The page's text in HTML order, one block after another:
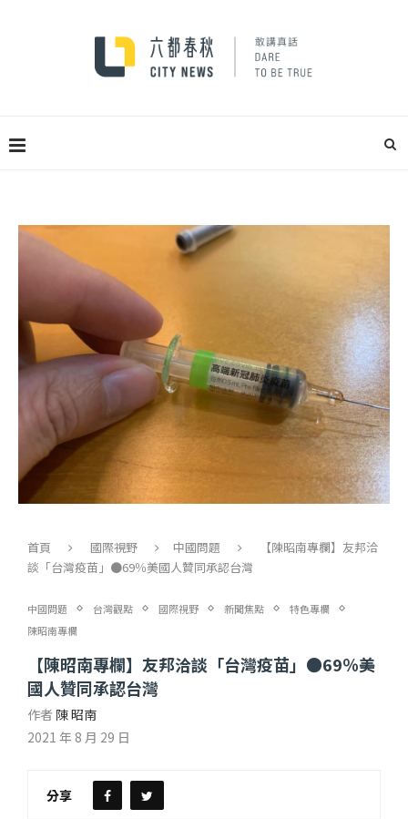
首頁 國際視野 中國問題
【陳昭南專欄】友邦洽
談「台灣疫苗」●69％美國人贊同承認台灣
中國問題 台灣觀點 國際視野 新聞焦點
特色專欄
陳昭南專欄
【陳昭南專欄】友邦洽談「台灣疫苗」●69％美
國人贊同承認台灣
作者 陳 昭南
2021 年 8 月 29 日
分享